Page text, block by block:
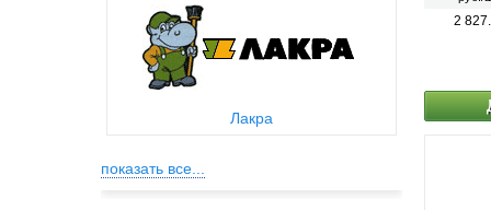
Лакра
показать все...
2